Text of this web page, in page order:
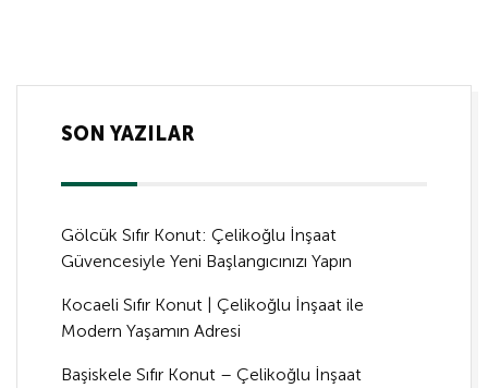
SON YAZILAR
Gölcük Sıfır Konut: Çelikoğlu İnşaat
Güvencesiyle Yeni Başlangıcınızı Yapın
Kocaeli Sıfır Konut | Çelikoğlu İnşaat ile
Modern Yaşamın Adresi
Başiskele Sıfır Konut – Çelikoğlu İnşaat